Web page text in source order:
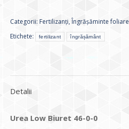
Categorii: Fertilizanți,Îngrășăminte foliare
Etichete:
fertilizant îngrășământ
Detalii
Urea Low Biuret 46-0-0